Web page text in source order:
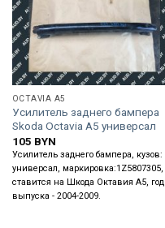
OCTAVIA A5
Усилитель заднего бампера
Skoda Octavia A5 универсал
105 BYN
Усилитель заднего бампера, кузов:
универсал, маркировка:1Z5807305,
ставится на Шкода Октавия А5, год
выпуска - 2004-2009.